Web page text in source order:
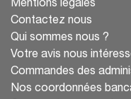
Mentions légales
Contactez nous
Qui sommes nous ?
Votre avis nous
Commandes des
Nos coordonnées